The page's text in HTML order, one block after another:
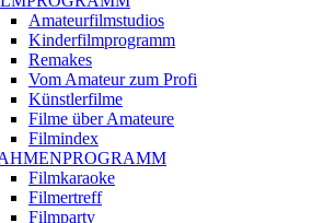
Amateurfilmstudios
Kinderfilmprogramm
Remakes
Vom Amateur zum Profi
Künstlerfilme
Filme über Amateure
Filmindex
Filmkaraoke
Filmertreff
Filmparty